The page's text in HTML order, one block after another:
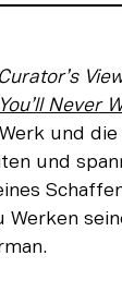
Curator’s
Never
und
und